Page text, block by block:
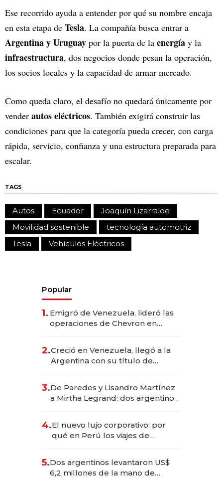
Ese recorrido ayuda a entender por qué su nombre encaja
en esta etapa de Tesla. La compañía busca entrar a
Argentina y Uruguay por la puerta de la energía y la
infraestructura, dos negocios donde pesan la operación,
los socios locales y la capacidad de armar mercado.
Como queda claro, el desafío no quedará únicamente por
vender autos eléctricos. También exigirá construir las
condiciones para que la categoría pueda crecer, con carga
rápida, servicio, confianza y una estructura preparada para
escalar.
TAGS
Autos Ecuador
Joaquín Lizarralde
Movilidad sostenible
tecnología automotriz
Tesla
Vehículos Eléctricos
Popular
1. Emigró de Venezuela, lideró las
operaciones de Chevron en
2.Creció en Venezuela, llegó a la
Argentina con su título de
las marcas "fast premium"
3.De Paredes y Lisandro Martínez
a Mirtha Legrand: dos argentinos
4.El nuevo lujo corporativo: por
qué en Perú los viajes de
para convertirse en experiencias
transformadoras
5.Dos argentinos levantaron US$
6,2 millones de la mano de